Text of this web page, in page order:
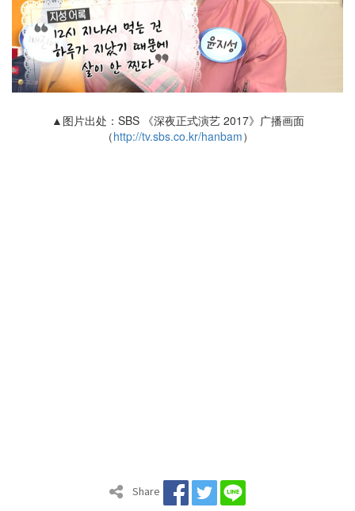
▲图片出处：SBS 《深夜正式演艺 2017》广播画面
（http://tv.sbs.co.kr/hanbam）
Share